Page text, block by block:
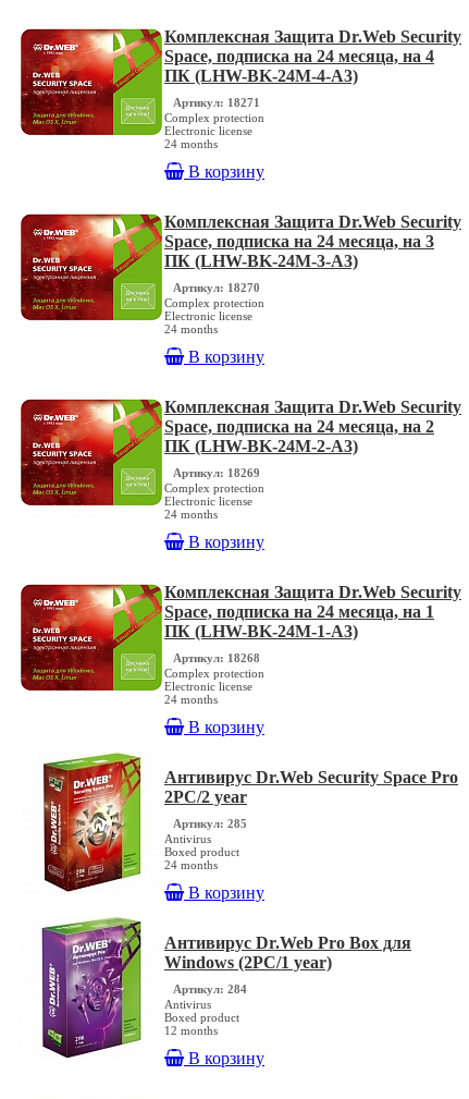
Комплексная Защита Dr.Web Security
Space, подписка на 24 месяца, на 4
ПК (LHW-BK-24M-4-A3)
Артикул: 18271
Complex protection
Electronic license
24 months
В корзину
Комплексная Защита Dr.Web Security
Space, подписка на 24 месяца, на 3
ПК (LHW-BK-24M-3-A3)
Артикул: 18270
Complex protection
Electronic license
24 months
В корзину
Комплексная Защита Dr.Web Security
Space, подписка на 24 месяца, на 2
ПК (LHW-BK-24M-2-A3)
Артикул: 18269
Complex protection
Electronic license
24 months
В корзину
Комплексная Защита Dr.Web Security
Space, подписка на 24 месяца, на 1
ПК (LHW-BK-24M-1-A3)
Артикул: 18268
Complex protection
Electronic license
24 months
В корзину
Антивирус Dr.Web Security Space Pro
2PC/2 year
Артикул: 285
Antivirus
Boxed product
24 months
В корзину
Антивирус Dr.Web Pro Box для
Windows (2PC/1 year)
Артикул: 284
Antivirus
Boxed product
12 months
В корзину